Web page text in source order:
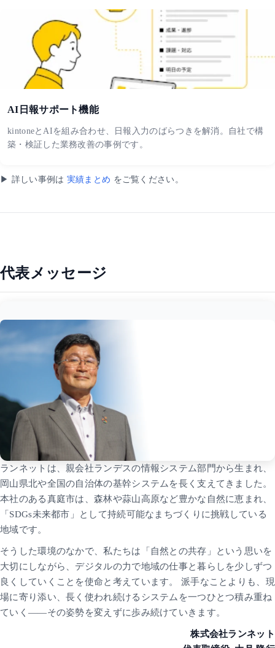
AI日報サポート機能
kintoneとAIを組み合わせ、日報入力のばらつきを解消。自社で構
築・検証した業務改善の事例です。
▶ 詳しい事例は 実績まとめ をご覧ください。
代表メッセージ
ランネットは、親会社ランデスの情報システム部門から生まれ、
岡山県北や全国の自治体の基幹システムを長く支えてきました。
本社のある真庭市は、森林や蒜山高原など豊かな自然に恵まれ、
「SDGs未来都市」として持続可能なまちづくりに挑戦している
地域です。
そうした環境のなかで、私たちは「自然との共存」という思いを
大切にしながら、デジタルの力で地域の仕事と暮らしを少しずつ
良くしていくことを使命と考えています。 派手なことよりも、現
場に寄り添い、長く使われ続けるシステムを一つひとつ積み重ね
ていく——その姿勢を変えずに歩み続けていきます。
株式会社ランネット